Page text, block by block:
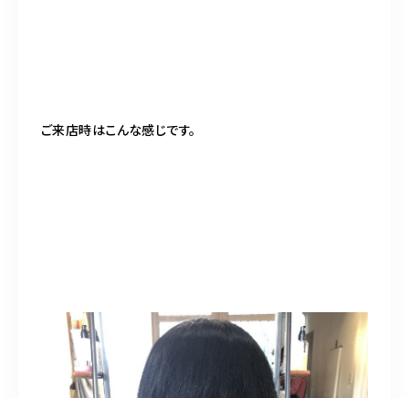
ご来店時はこんな感じです。